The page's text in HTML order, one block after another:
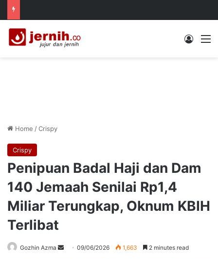
Log In
Home /Crispy
Crispy
Penipuan Badal Haji dan Dam
140 Jemaah Senilai Rp1,4
Miliar Terungkap, Oknum KBIH
Terlibat
Gozhin Azma
Send09/06/2026 1,663 2 minutes read